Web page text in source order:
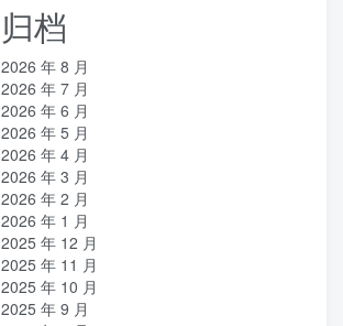
归档
2026 年 8 月
2026 年 7 月
2026 年 6 月
2026 年 5 月
2026 年 4 月
2026 年 3 月
2026 年 2 月
2026 年 1 月
2025 年 12 月
2025 年 11 月
2025 年 10 月
2025 年 9 月